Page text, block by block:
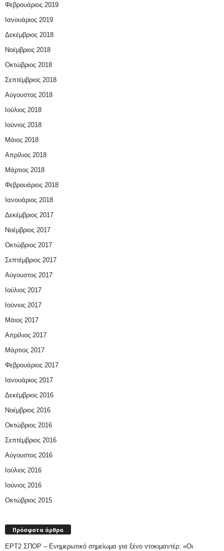
Φεβρουάριος 2019
Ιανουάριος 2019
Δεκέμβριος 2018
Νοέμβριος 2018
Οκτώβριος 2018
Σεπτέμβριος 2018
Αύγουστος 2018
Ιούλιος 2018
Ιούνιος 2018
Μάιος 2018
Απρίλιος 2018
Μάρτιος 2018
Φεβρουάριος 2018
Ιανουάριος 2018
Δεκέμβριος 2017
Νοέμβριος 2017
Οκτώβριος 2017
Σεπτέμβριος 2017
Αύγουστος 2017
Ιούλιος 2017
Ιούνιος 2017
Μάιος 2017
Απρίλιος 2017
Μάρτιος 2017
Φεβρουάριος 2017
Ιανουάριος 2017
Δεκέμβριος 2016
Νοέμβριος 2016
Οκτώβριος 2016
Σεπτέμβριος 2016
Αύγουστος 2016
Ιούλιος 2016
Ιούνιος 2016
Οκτώβριος 2015
Πρόσφατα άρθρα
ΕΡΤ2 ΣΠΟΡ – Ενημερωτικό σημείωμα για ξένο ντοκιμαντέρ: «Οι